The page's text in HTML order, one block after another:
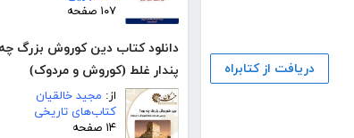
۱۰۷ صفحه
دانلود کتاب دین کوروش بزرگ
پندار غلط (کوروش و مردوک)
از: مجید خالقیان
کتاب‌های تاریخی
۱۴ صفحه
دریافت از کتابراه